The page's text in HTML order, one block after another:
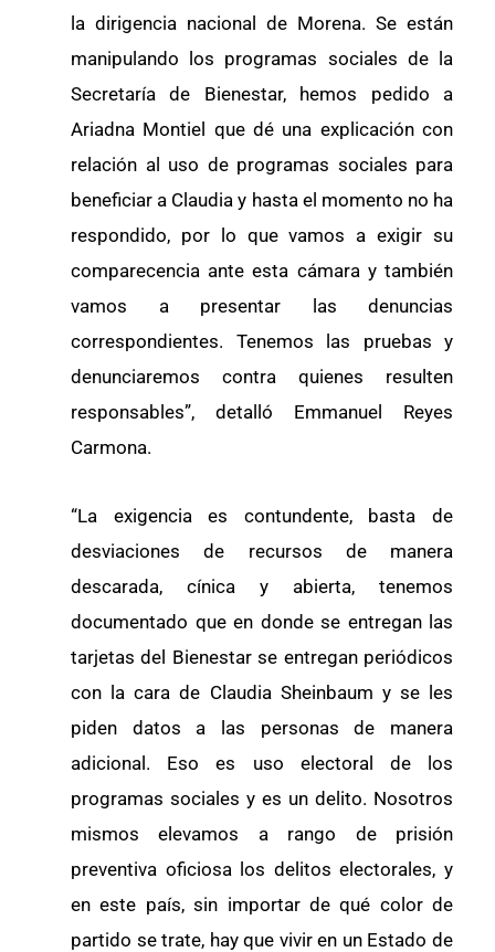
la dirigencia nacional de Morena. Se están
manipulando los programas sociales de la
Secretaría de Bienestar, hemos pedido a
Ariadna Montiel que dé una explicación con
relación al uso de programas sociales para
beneficiar a Claudia y hasta el momento no ha
respondido, por lo que vamos a exigir su
comparecencia ante esta cámara y también
vamos a presentar las denuncias
correspondientes. Tenemos las pruebas y
denunciaremos contra quienes resulten
responsables”, detalló Emmanuel Reyes
Carmona.
“La exigencia es contundente, basta de
desviaciones de recursos de manera
descarada, cínica y abierta, tenemos
documentado que en donde se entregan las
tarjetas del Bienestar se entregan periódicos
con la cara de Claudia Sheinbaum y se les
piden datos a las personas de manera
adicional. Eso es uso electoral de los
programas sociales y es un delito. Nosotros
mismos elevamos a rango de prisión
preventiva oficiosa los delitos electorales, y
en este país, sin importar de qué color de
partido se trate, hay que vivir en un Estado de